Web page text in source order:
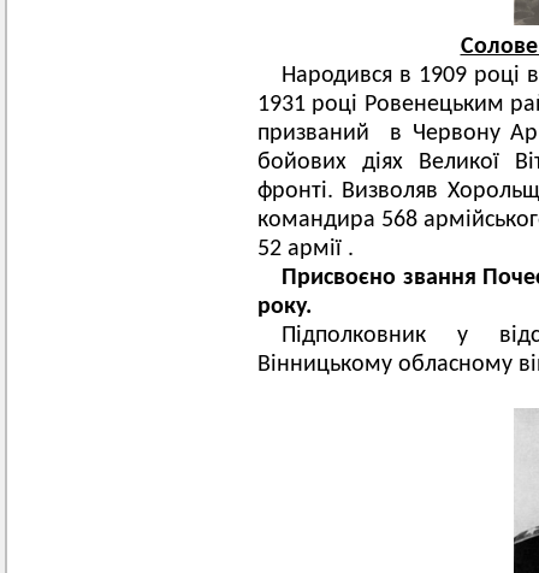
Народився в 1909 році
1931 році Ровенецьким
призваний в Червону
бойових діях Великої
фронті. Визволяв
командира 568
52 армії .
Присвоєно звання
року.
Підполковник у
Вінницькому обласному